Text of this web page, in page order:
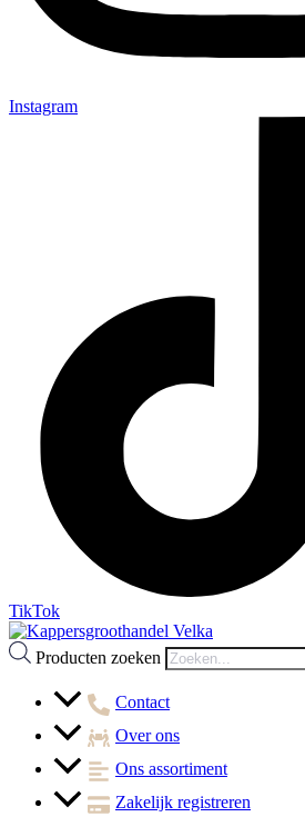
Instagram
TikTok
Producten zoeken
Contact
Over ons
Ons assortiment
Zakelijk registreren